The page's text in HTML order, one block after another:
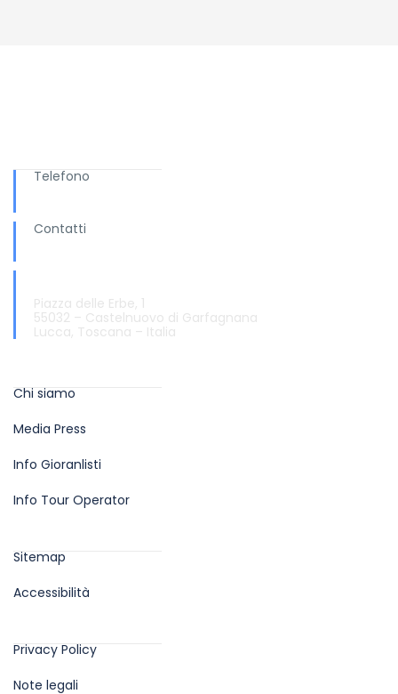
Telefono
Contatti
Piazza delle Erbe, 1
55032 – Castelnuovo di Garfagnana
Lucca, Toscana – Italia
Chi siamo
Media Press
Info Gioranlisti
Info Tour Operator
Sitemap
Accessibilità
Privacy Policy
Note legali